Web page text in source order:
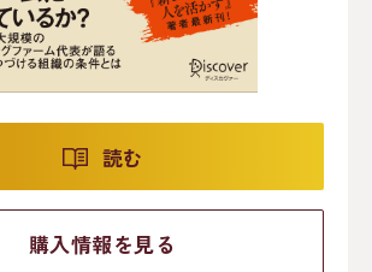
読む
購入情報を見る